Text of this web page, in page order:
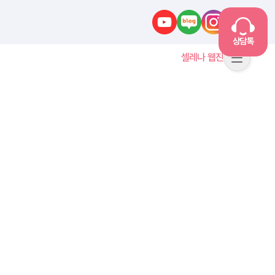
유튜브네이버블로그인스타그램카카오톡
셀레나 웹진 메뉴
상담톡